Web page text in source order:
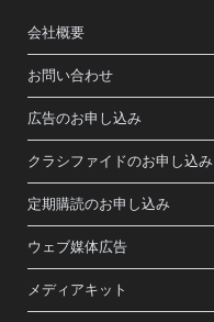
会社概要
お問い合わせ
広告のお申し込み
クラシファイドのお申し込み
定期購読のお申し込み
ウェブ媒体広告
メディアキット